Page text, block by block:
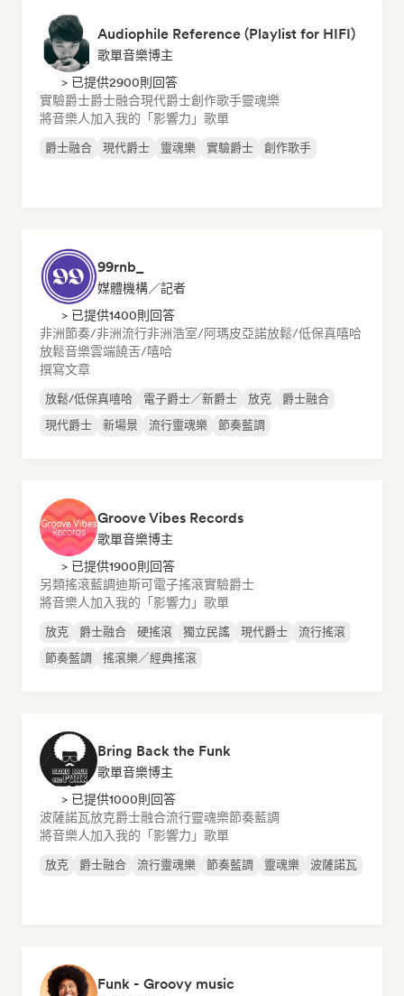
Audiophile Reference (Playlist for HIFI)
歌單音樂博主
> 已提供2900則回答
實驗爵士爵士融合現代爵士創作歌手靈魂樂
將音樂人加入我的「影響力」歌單
爵士融合 現代爵士 靈魂樂 實驗爵士 創作歌手
99rnb_
媒體機構／記者
> 已提供1400則回答
非洲節奏/非洲流行非洲浩室/阿瑪皮亞諾放鬆/低保真嘻哈
放鬆音樂雲端饒舌/嘻哈
撰寫文章
放鬆/低保真嘻哈 電子爵士／新爵士 放克
爵士融合
現代爵士
新場景 流行靈魂樂 節奏藍調
Groove Vibes Records
歌單音樂博主
> 已提供1900則回答
另類搖滾藍調迪斯可電子搖滾實驗爵士
將音樂人加入我的「影響力」歌單
放克 爵士融合 硬搖滾 獨立民謠 現代爵士
流行搖滾
節奏藍調
搖滾樂／經典搖滾
Bring Back the Funk
歌單音樂博主
> 已提供1000則回答
波薩諾瓦放克爵士融合流行靈魂樂節奏藍調
將音樂人加入我的「影響力」歌單
放克 爵士融合 流行靈魂樂 節奏藍調 靈魂樂 波薩諾瓦
Funk - Groovy music